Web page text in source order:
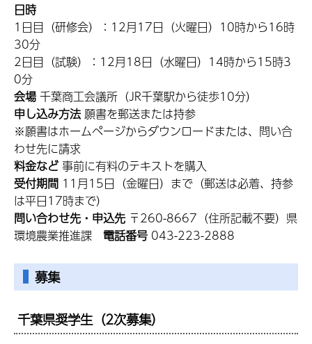
日時
1日目（研修会）：12月17日（火曜日）10時から16時
30分
2日目（試験）：12月18日（水曜日）14時から15時3
0分
会場 千葉商工会議所（JR千葉駅から徒歩10分）
申し込み方法願書を郵送または持参
※願書はホームページからダウンロードまたは、問い合
わせ先に請求
料金など 事前に有料のテキストを購入
受付期間 11月15日（金曜日）まで（郵送は必着、持参
は平日17時まで）
問い合わせ先・申込先 〒260-8667（住所記載不要）県
環境農業推進課 電話番号 043-223-2888
募集
千葉県奨学生（2次募集）